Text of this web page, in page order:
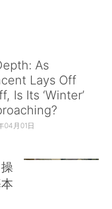
As
Lays Off
Is Its ‘Winter’
04月01日